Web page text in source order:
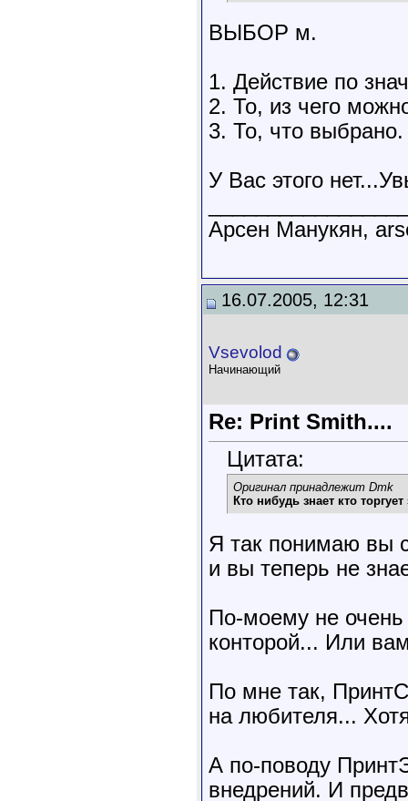
ВЫБОР м.
1. Действие по
2. То, из чего
3. То, что выбрано.
У Вас этого
Арсен Манукян,
16.07.2005, 12:31
Vsevolod
Начинающий
Re: Print Smith....
Цитата:
Оригинал принадлежит Dmk
Кто нибудь знает кто
Я так понимаю вы
и вы теперь не
По-моему не очень
конторой... Или
По мне так,
на любителя...
А по-поводу
внедрений. И